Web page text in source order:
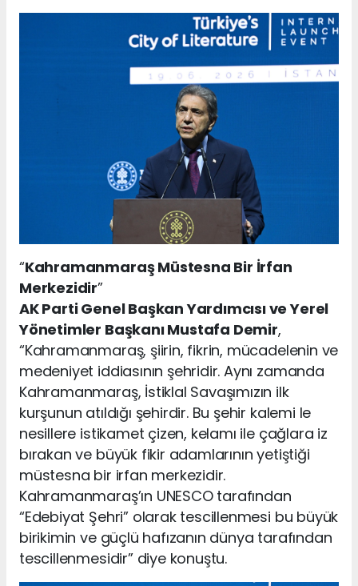
“Kahramanmaraş Müstesna Bir İrfan
Merkezidir”
AK Parti Genel Başkan Yardımcısı ve Yerel
Yönetimler Başkanı Mustafa Demir,
“Kahramanmaraş, şiirin, fikrin, mücadelenin ve
medeniyet iddiasının şehridir. Aynı zamanda
Kahramanmaraş, İstiklal Savaşımızın ilk
kurşunun atıldığı şehirdir. Bu şehir kalemi le
nesillere istikamet çizen, kelamı ile çağlara iz
bırakan ve büyük fikir adamlarının yetiştiği
müstesna bir irfan merkezidir.
Kahramanmaraş’ın UNESCO tarafından
“Edebiyat Şehri” olarak tescillenmesi bu büyük
birikimin ve güçlü hafızanın dünya tarafından
tescillenmesidir” diye konuştu.